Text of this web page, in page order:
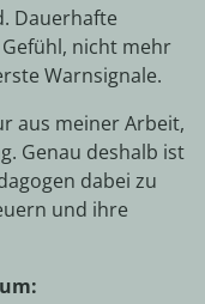
Dauerhafte
nicht mehr
Warnsignale.
aus meiner Arbeit,
Genau deshalb ist
dabei zu
und ihre